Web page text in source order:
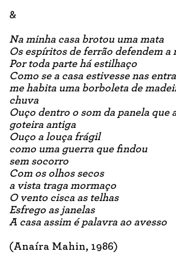
&
Na minha casa brotou uma mata
Os espíritos de ferrão defendem a
Por toda parte há estilhaço
Como se a casa estivesse nas
me habita uma borboleta de
chuva
Ouço dentro o som da panela que
goteira antiga
Ouço a louça frágil
como uma guerra que findou
sem socorro
Com os olhos secos
a vista traga mormaço
O vento cisca as telhas
Esfrego as janelas
A casa assim é palavra ao avesso
(Anaíra Mahin, 1986)